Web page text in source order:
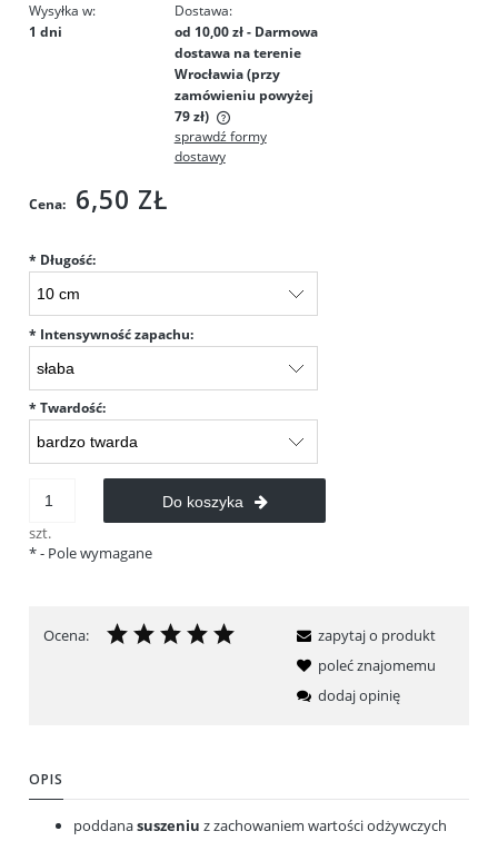
Wysyłka w:
1 dni
Dostawa:
od 10,00 zł- Darmowa
dostawa na terenie
Wrocławia (przy
zamówieniu powyżej
79 zł)
Cena nie zawiera ewentualnych kosztów płatności
sprawdź formy
dostawy
Cena: 6,50 ZŁ
* Długość:
* Intensywność zapachu:
* Twardość:
szt.
Do koszyka
*- Pole wymagane
Ocena:
zapytaj o produkt
poleć znajomemu
dodaj opinię
OPIS
poddanasuszeniu z zachowaniem wartości odżywczych